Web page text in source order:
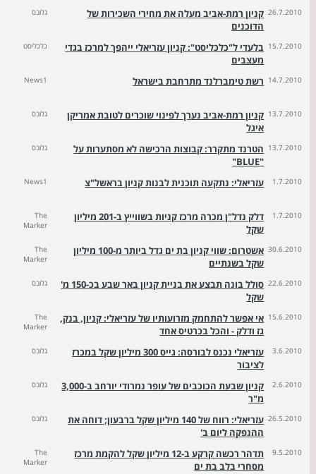
26.7.2010 קניון רמת-אביב מעלה את מחירי השכירות של
הדוכנים
גלובס
15.7.2010 בלעדי ל"כלכליסט": קניון עזריאלי ייהפך למרכז בגדי
מעצבים
כלכליסט
14.7.2010 רשת טימברלנד מתרחבת בישראל News1
13.7.2010 קניון רמת-אביב נערך לפינוי שוכרים לטובת אמריקן
איגל
גלובס
13.7.2010 הטרנד מתקרר: קבוצות הרכישה לא מסתערות על
"BLUE"
גלובס
1.7.2010 עזריאלי: נתקעה תוכנית לבנות קניון בראשל"צ News1
1.7.2010
דלק נדל"ן מכרה מרכז קניות בשווייץ ב-201 מיליון
שקל
The
Marker
30.6.2010
אשטרום: שווי קניון בת ים גדל ביותר מ-100 מיליון
שקל בשנתיים
The
Marker
22.6.2010
סולל בונה תבצע את בניית קניון באר שבע בכ-150 מ'
שקל
גלובס
15.6.2010 אי אפשר להתחמק מזרועותיו של עזריאלי: קניון, בנק,
גז ודלק - והכל בכרטיס אחד
The
Marker
3.6.2010
עזריאלי נכנס לבורסה: גייס 300 מיליון שקל במכרז
לציבור
גלובס
2.6.2010
קניון שבעת הכוכבים של עופר נמרודי יורחב ב-3,000
מ"ר
גלובס
26.5.2010
עזריאלי: רווח של 140 מיליון שקל ברבעון; דוחה את
ההנפקה ליום ב'
גלובס
9.5.2010
תדהר רכשה קרקע ב-12 מיליון שקל להקמת מרכז
מסחרי בלב בת ים
The
Marker